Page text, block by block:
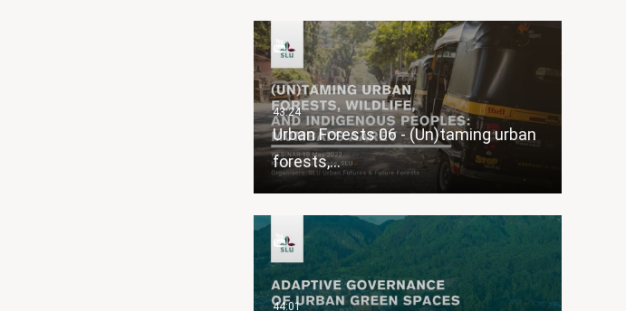
Urban Forests 06 - (Un)taming urban
forests,…